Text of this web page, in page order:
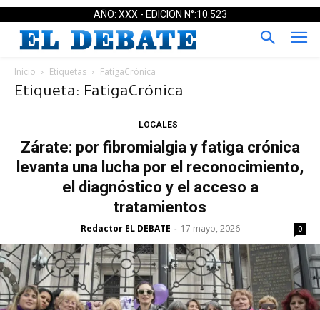
AÑO: XXX - EDICION N°:10.523
Inicio Etiquetas FatigaCrónica
Etiqueta: FatigaCrónica
LOCALES
Zárate: por fibromialgia y fatiga crónica
levanta una lucha por el reconocimiento,
el diagnóstico y el acceso a
tratamientos
Redactor EL DEBATE - 17 mayo, 2026 0